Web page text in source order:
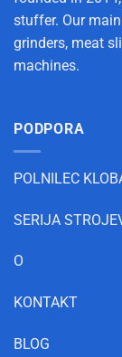
stuffer. Our
grinders, meat
machines.
PODPORA
POLNILEC
SERIJA
O
KONTAKT
BLOG